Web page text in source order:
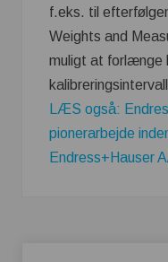
f.eks. til
Weights and
muligt at forlænge
LÆS også:
pionerarbejde
Endress+Hauser